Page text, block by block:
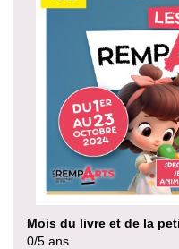
Mois du livre et de la
0/5 ans